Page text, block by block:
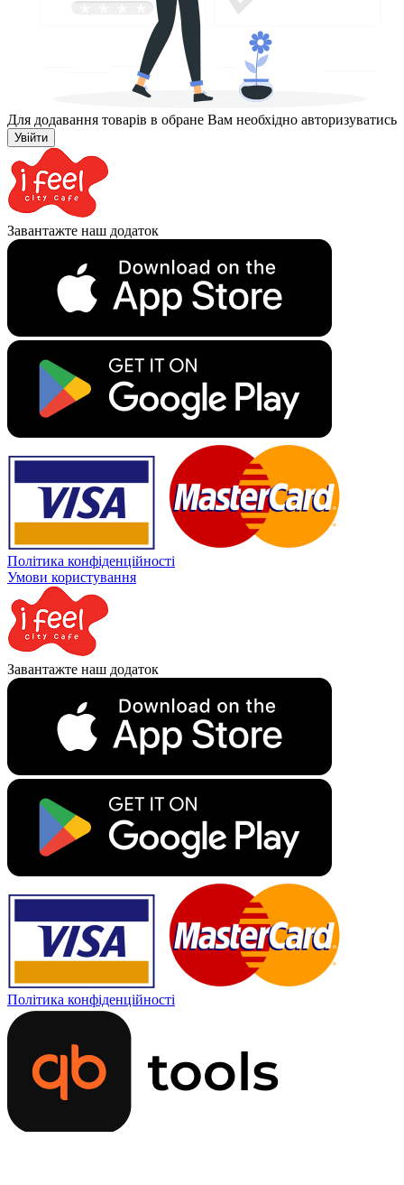
Для додавання товарів в обране Вам необхідно авторизуватись
Увійти
Завантажте наш додаток
Політика конфіденційності
Умови користування
Завантажте наш додаток
Політика конфіденційності